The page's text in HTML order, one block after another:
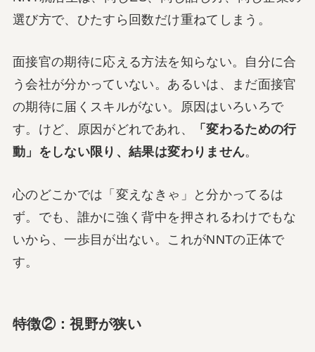
選び方で、ひたすら回数だけ重ねてしまう。
面接官の期待に応える方法を知らない。自分に合
う会社が分かっていない。あるいは、まだ面接官
の期待に届くスキルがない。原因はいろいろで
す。けど、原因がどれであれ、
「変わるための行
動」をしない限り、結果は変わりません。
心のどこかでは「変えなきゃ」と分かってるは
ず。でも、誰かに強く背中を押されるわけでもな
いから、一歩目が出ない。これがNNTの正体で
す。
特徴②：視野が狭い